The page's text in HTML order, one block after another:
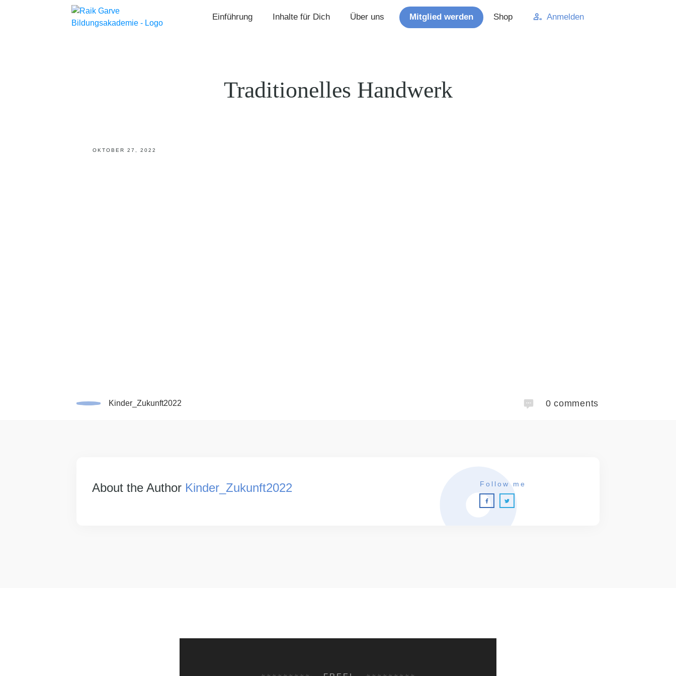
Einführung Inhalte für Dich Über uns Mitglied werden Shop Anmelden
Traditionelles Handwerk
OKTOBER 27, 2022
Kinder_Zukunft2022 0 comments
About the Author Kinder_Zukunft2022 Follow me